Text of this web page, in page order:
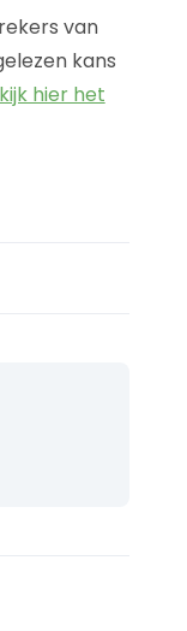
van
kans
hier het